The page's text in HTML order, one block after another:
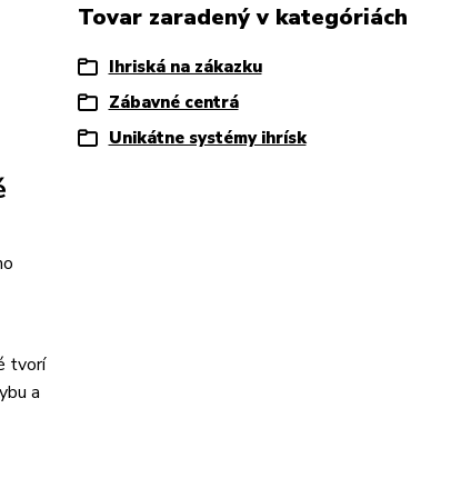
tvorí
a
Tovar zaradený v kategóriách
Ihriská na zákazku
Zábavné centrá
Unikátne systémy ihrísk